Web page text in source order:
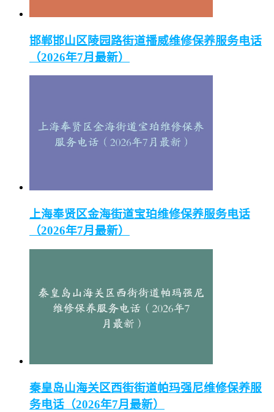
邯郸邯山区陵园路街道播威维修保养服务电话
（2026年7月最新）
上海奉贤区金海街道宝珀维修保养服务电话
（2026年7月最新）
秦皇岛山海关区西街街道帕玛强尼维修保养服
务电话（2026年7月最新）